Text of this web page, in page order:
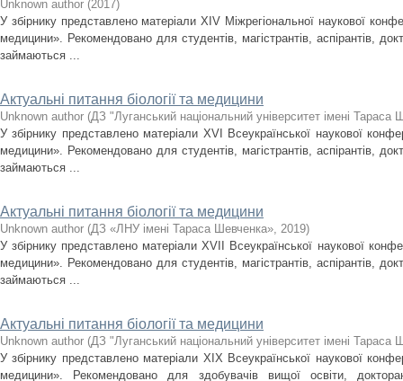
Unknown author (2017)
У збірнику представлено матеріали XІV Міжрегіональної наукової
медицини». Рекомендовано для студентів, магістрантів, аспірантів,
займаються ...
Актуальні питання біології та медицини
Unknown author (ДЗ "Луганський національний університет імені Тараса
У збірнику представлено матеріали XVІ Всеукраїнської наукової
медицини». Рекомендовано для студентів, магістрантів, аспірантів,
займаються ...
Актуальні питання біології та медицини
Unknown author (ДЗ «ЛНУ імені Тараса Шевченка», 2019)
У збірнику представлено матеріали XVІІ Всеукраїнської наукової
медицини». Рекомендовано для студентів, магістрантів, аспірантів,
займаються ...
Актуальні питання біології та медицини
Unknown author (ДЗ "Луганський національний університет імені Тараса
У збірнику представлено матеріали XІХ Всеукраїнської наукової
медицини». Рекомендовано для здобувачів вищої освіти,